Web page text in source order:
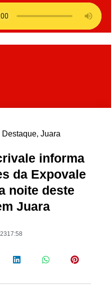
Destaque, Juara
informa
da Expovale
noite deste
Juara
17:58